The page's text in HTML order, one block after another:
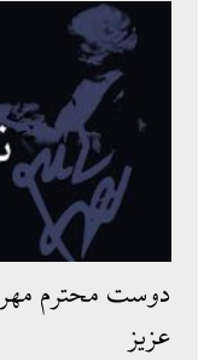
دوست‏ محترم
عزيز